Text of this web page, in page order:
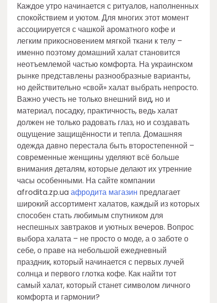
Каждое утро начинается с ритуалов, наполненных
спокойствием и уютом. Для многих этот момент
ассоциируется с чашкой ароматного кофе и
легким прикосновением мягкой ткани к телу –
именно поэтому домашний халат становится
неотъемлемой частью комфорта. На украинском
рынке представлены разнообразные варианты,
но действительно «свой» халат выбрать непросто.
Важно учесть не только внешний вид, но и
материал, посадку, практичность, ведь халат
должен не только радовать глаз, но и создавать
ощущение защищённости и тепла. Домашняя
одежда давно перестала быть второстепенной –
современные женщины уделяют всё больше
внимания деталям, которые делают их утренние
часы особенными. На сайте компании
afrodita.zp.uaафродита магазин предлагает
широкий ассортимент халатов, каждый из которых
способен стать любимым спутником для
неспешных завтраков и уютных вечеров. Вопрос
выбора халата – не просто о моде, а о заботе о
себе, о праве на небольшой ежедневный
праздник, который начинается с первых лучей
солнца и первого глотка кофе. Как найти тот
самый халат, который станет символом личного
комфорта и гармонии?